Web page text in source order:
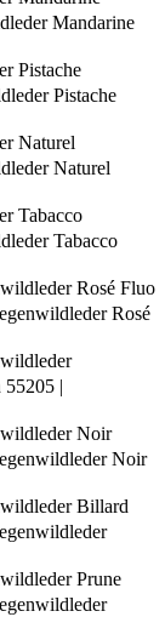
Mandarine
Pistache
Pistache
Naturel
Naturel
Tabacco
Tabacco
Rosé Fluo
Rosé
|
Noir
Noir
Billard
Prune